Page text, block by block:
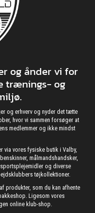
og ånder vi for
trænings- og
og erhverv og nyder det tætte
hvor vi sammen forsøger at
medlemmer og ikke mindst
via vores fysiske butik i Valby,
målmandshandsker,
og diverse
tøjkollektioner.
produkter, som du kan afhente
Ligesom vores
online klub-shop.